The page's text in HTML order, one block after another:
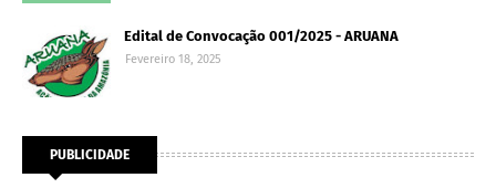
Edital de Convocação 001/2025 - ARUANA
Fevereiro 18, 2025
PUBLICIDADE